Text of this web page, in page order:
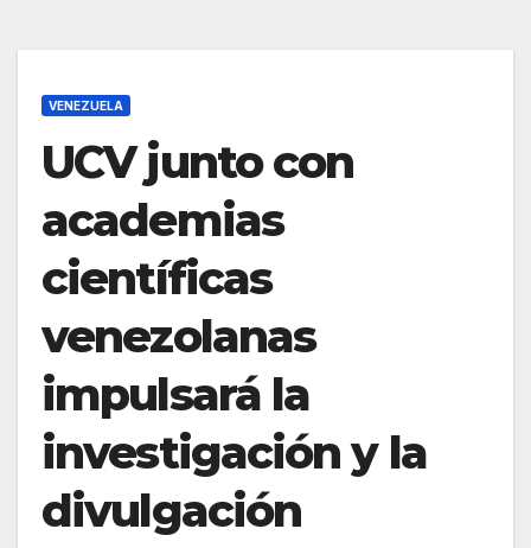
VENEZUELA
UCV junto con
academias
científicas
venezolanas
impulsará la
investigación y la
divulgación